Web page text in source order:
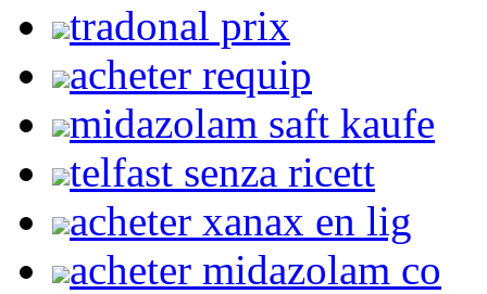
tradonal prix
acheter requip
midazolam saft kaufe
telfast senza ricett
acheter xanax en lig
acheter midazolam co